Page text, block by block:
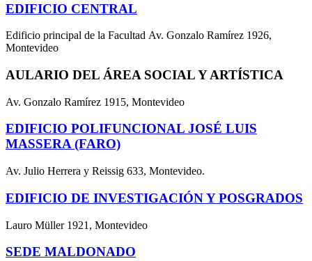
EDIFICIO CENTRAL
Edificio principal de la Facultad Av. Gonzalo Ramírez 1926,
Montevideo
AULARIO DEL ÁREA SOCIAL Y ARTÍSTICA
Av. Gonzalo Ramírez 1915, Montevideo
EDIFICIO POLIFUNCIONAL JOSÉ LUIS
MASSERA (FARO)
Av. Julio Herrera y Reissig 633, Montevideo.
EDIFICIO DE INVESTIGACIÓN Y POSGRADOS
Lauro Müller 1921, Montevideo
SEDE MALDONADO